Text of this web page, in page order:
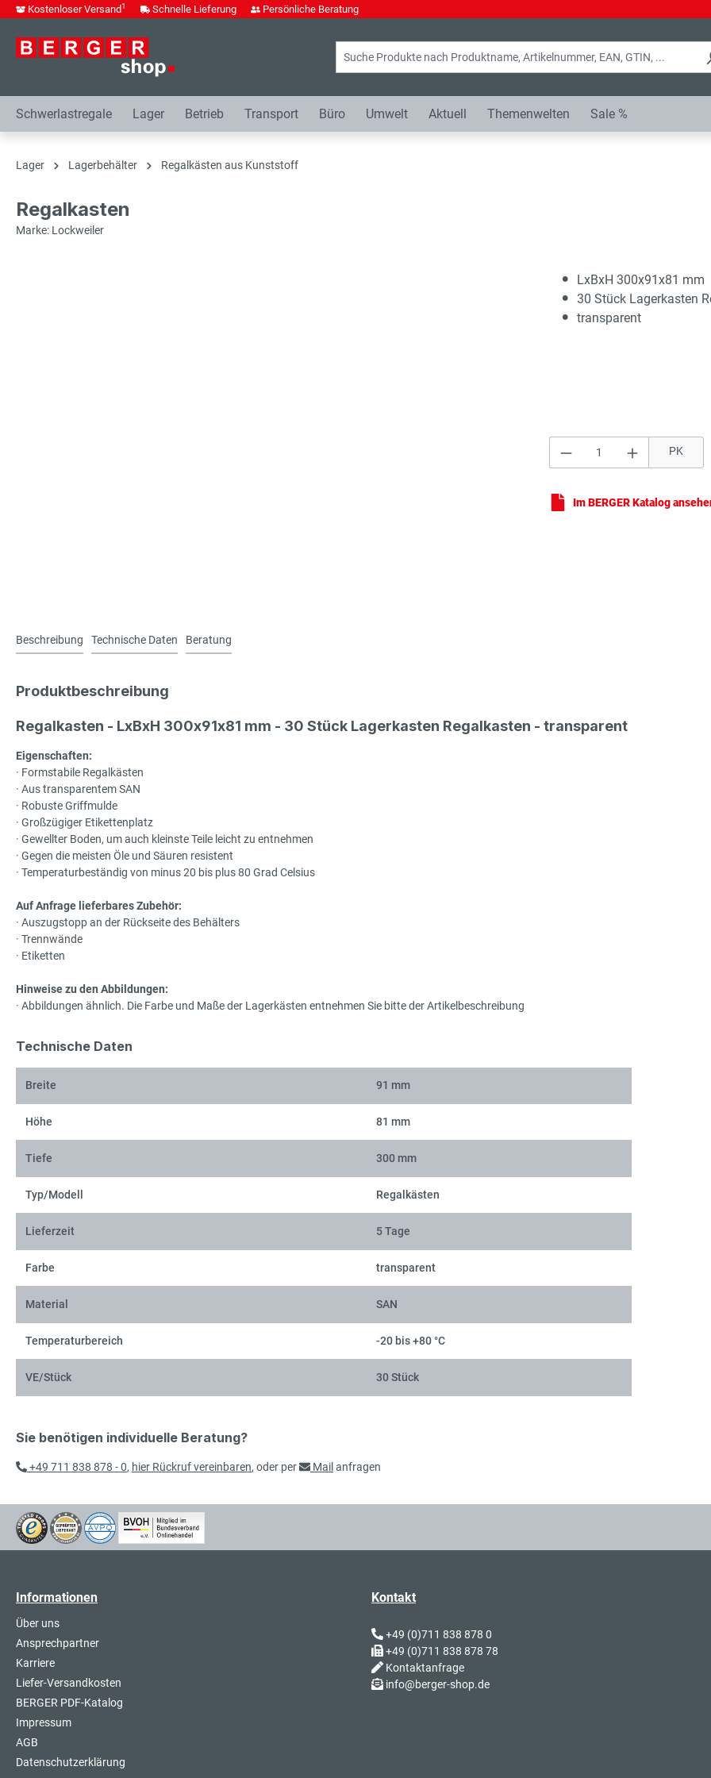
Zur Hauptnavigation springen
Kostenloser Versand1 Schnelle Lieferung Persönliche Beratung
Schwerlastregale Lager Betrieb Transport Büro Umwelt Aktuell Themenwelten Sale %
Lager Lagerbehälter Regalkästen aus Kunststoff
Regalkasten
Marke: Lockweiler
LxBxH 300x91x81 mm
30 Stück Lagerkasten
transparent
Produkt Anzahl:
PK
Im BERGER Katalog
Beschreibung Technische Daten Beratung
Produktbeschreibung
Regalkasten - LxBxH 300x91x81 mm - 30 Stück Lagerkasten Regalkasten - transparent
Eigenschaften:
· Formstabile Regalkästen
· Aus transparentem SAN
· Robuste Griffmulde
· Großzügiger Etikettenplatz
· Gewellter Boden, um auch kleinste Teile leicht zu entnehmen
· Gegen die meisten Öle und Säuren resistent
· Temperaturbeständig von minus 20 bis plus 80 Grad Celsius
Auf Anfrage lieferbares Zubehör:
· Auszugstopp an der Rückseite des Behälters
· Trennwände
· Etiketten
Hinweise zu den Abbildungen:
· Abbildungen ähnlich. Die Farbe und Maße der Lagerkästen entnehmen Sie bitte der Artikelbeschreibung
Technische Daten
Breite 91 mm
Höhe 81 mm
Tiefe 300 mm
Typ/Modell Regalkästen
Lieferzeit 5 Tage
Farbe transparent
Material SAN
Temperaturbereich -20 bis +80 °C
VE/Stück 30 Stück
Sie benötigen individuelle Beratung?
+49 711 838 878 - 0, hier Rückruf vereinbaren, oder per Mail anfragen
Informationen
Über uns
Ansprechpartner
Karriere
Liefer-Versandkosten
BERGER PDF-Katalog
Impressum
AGB
Datenschutzerklärung
Kontakt
+49 (0)711 838 878 0
+49 (0)711 838 878 78
Kontaktanfrage
info@berger-shop.de